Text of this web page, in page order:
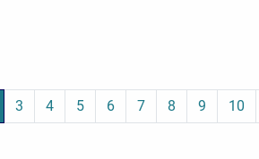
3 4 5 6 7 8 9 10